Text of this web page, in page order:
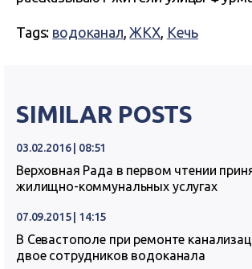
Tags: водоканал,ЖКХ, Кечь
SIMILAR POSTS
03.02.2016 | 08:51
Верховная Рада в первом чтении
жилищно-коммунальных услугах
07.09.2015 | 14:15
В Севастополе при ремонте
двое сотрудников водоканала